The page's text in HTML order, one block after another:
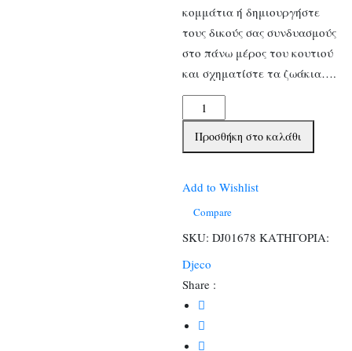
κομμάτια ή δημιουργήστε
τους δικούς σας συνδυασμούς
στο πάνω μέρος του κουτιού
και σχηματίστε τα ζωάκια….
Djeco
ξύλινο
παζλ
κουτί
Ντύνω
Προσθήκη στο καλάθι
Add to Wishlist
Compare
SKU: DJ01678 ΚΑΤΗΓΟΡΙΑ:
Djeco
Share :